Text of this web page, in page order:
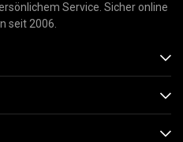
Service. Sicher online
seit 2006.